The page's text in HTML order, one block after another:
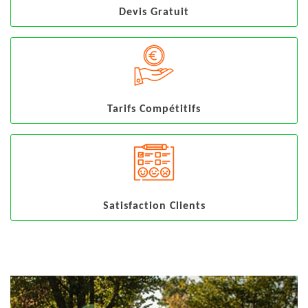
Devis Gratuit
Tarifs Compétitifs
Satisfaction Clients